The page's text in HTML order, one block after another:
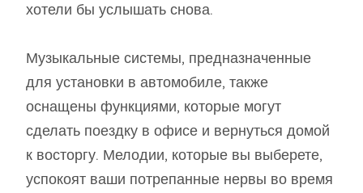
хотели бы услышать снова.
Музыкальные системы, предназначенные
для установки в автомобиле, также
оснащены функциями, которые могут
сделать поездку в офисе и вернуться домой
к восторгу. Мелодии, которые вы выберете,
успокоят ваши потрепанные нервы во время